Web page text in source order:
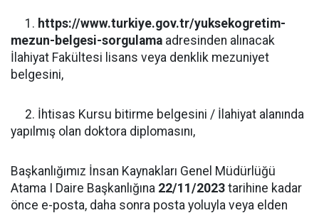
1. https://www.turkiye.gov.tr/yuksekogretim-
mezun-belgesi-sorgulama adresinden alınacak
İlahiyat Fakültesi lisans veya denklik mezuniyet
belgesini,
2. İhtisas Kursu bitirme belgesini / İlahiyat alanında
yapılmış olan doktora diplomasını,
Başkanlığımız İnsan Kaynakları Genel Müdürlüğü
Atama I Daire Başkanlığına 22/11/2023 tarihine kadar
önce e-posta, daha sonra posta yoluyla veya elden